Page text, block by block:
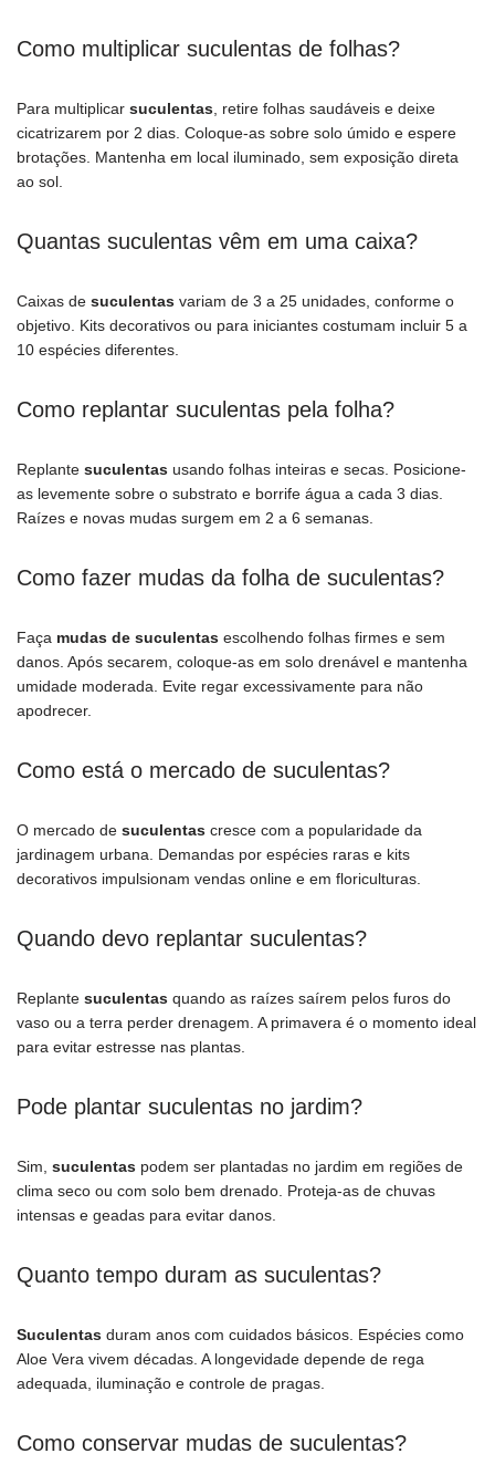
Como multiplicar suculentas de folhas?
Para multiplicar suculentas, retire folhas saudáveis e deixe
cicatrizarem por 2 dias. Coloque-as sobre solo úmido e espere
brotações. Mantenha em local iluminado, sem exposição direta
ao sol.
Quantas suculentas vêm em uma caixa?
Caixas de suculentas variam de 3 a 25 unidades, conforme o
objetivo. Kits decorativos ou para iniciantes costumam incluir 5 a
10 espécies diferentes.
Como replantar suculentas pela folha?
Replante suculentas usando folhas inteiras e secas. Posicione-
as levemente sobre o substrato e borrife água a cada 3 dias.
Raízes e novas mudas surgem em 2 a 6 semanas.
Como fazer mudas da folha de suculentas?
Faça mudas de suculentas escolhendo folhas firmes e sem
danos. Após secarem, coloque-as em solo drenável e mantenha
umidade moderada. Evite regar excessivamente para não
apodrecer.
Como está o mercado de suculentas?
O mercado de suculentas cresce com a popularidade da
jardinagem urbana. Demandas por espécies raras e kits
decorativos impulsionam vendas online e em floriculturas.
Quando devo replantar suculentas?
Replante suculentas quando as raízes saírem pelos furos do
vaso ou a terra perder drenagem. A primavera é o momento ideal
para evitar estresse nas plantas.
Pode plantar suculentas no jardim?
Sim, suculentas podem ser plantadas no jardim em regiões de
clima seco ou com solo bem drenado. Proteja-as de chuvas
intensas e geadas para evitar danos.
Quanto tempo duram as suculentas?
Suculentas duram anos com cuidados básicos. Espécies como
Aloe Vera vivem décadas. A longevidade depende de rega
adequada, iluminação e controle de pragas.
Como conservar mudas de suculentas?